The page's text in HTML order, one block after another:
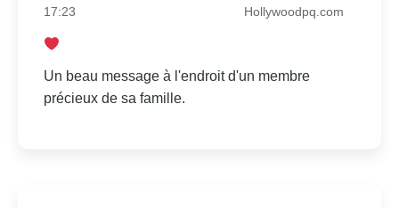
17:23
Hollywoodpq.com
Un beau message à l'endroit d'un membre
précieux de sa famille.